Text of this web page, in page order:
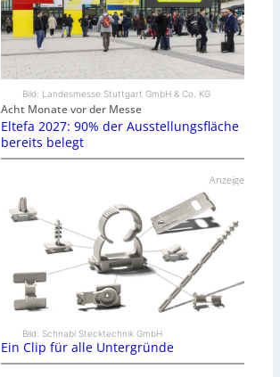
Bild: Landesmesse Stuttgart GmbH & Co. KG
Acht Monate vor der Messe
Eltefa 2027: 90% der Ausstellungsfläche
bereits belegt
Anzeige
Bild: Schnabl Stecktechnik GmbH
Ein Clip für alle Untergründe